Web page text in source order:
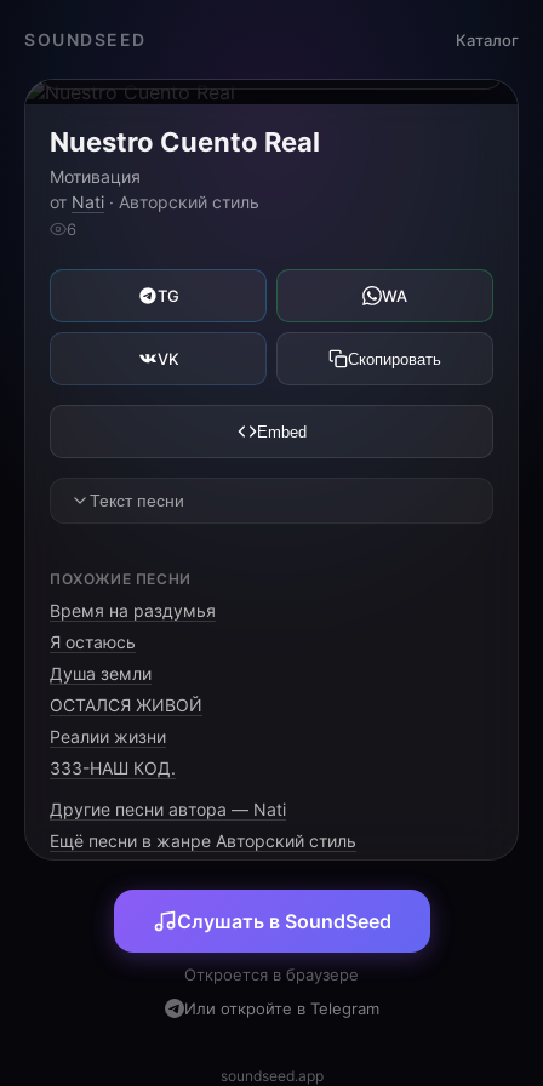
SOUNDSEED Каталог
Nuestro Cuento Real
Мотивация
от Nati · Авторский стиль
6
TG WA
VK Скопировать
Embed
Текст песни
Cruzamos el mapa gris,
buscando una señal.
Tus ojos me dieron paz,
[PRE-CHORUS]
Ya no hay sombras que dudar,
el destino se escribió.
Nuestras manos se encontraron,
ПОХОЖИЕ ПЕСНИ
Время на раздумья
Я остаюсь
Душа земли
ОСТАЛСЯ ЖИВОЙ
Реалии жизни
333-НАШ КОД.
Другие песни автора — Nati
Ещё песни в жанре Авторский стиль
Слушать в SoundSeed
Откроется в браузере
Или откройте в Telegram
soundseed.app